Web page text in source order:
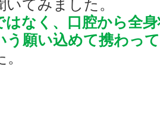
てみました。
はなく、口腔から全
う願い込めて携わっ